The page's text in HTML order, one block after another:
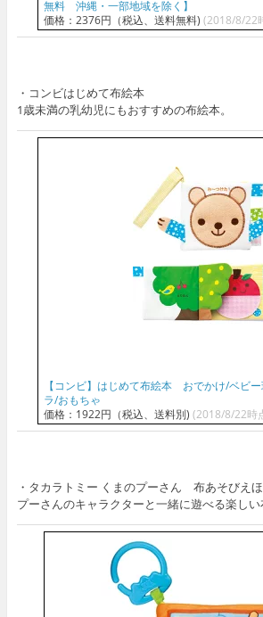
無料 沖縄・一部地域を除く】
価格：2376円（税込、送料無料) (2018/8/22
・コンビはじめて布絵本
1歳未満の乳幼児にもおすすめの布絵本。
【コンビ】はじめて布絵本 おでかけ/ベビ
ラ/おもちゃ
価格：1922円（税込、送料別) (2018/8/22時
・タカラトミー くまのプーさん 布あそびえ
プーさんのキャラクターと一緒に遊べる楽しい